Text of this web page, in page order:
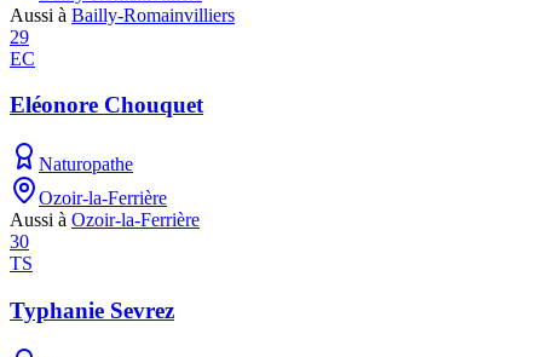
Aussi à Bailly-Romainvilliers
29
EC
Eléonore Chouquet
Naturopathe
Ozoir-la-Ferrière
Aussi à Ozoir-la-Ferrière
30
TS
Typhanie Sevrez